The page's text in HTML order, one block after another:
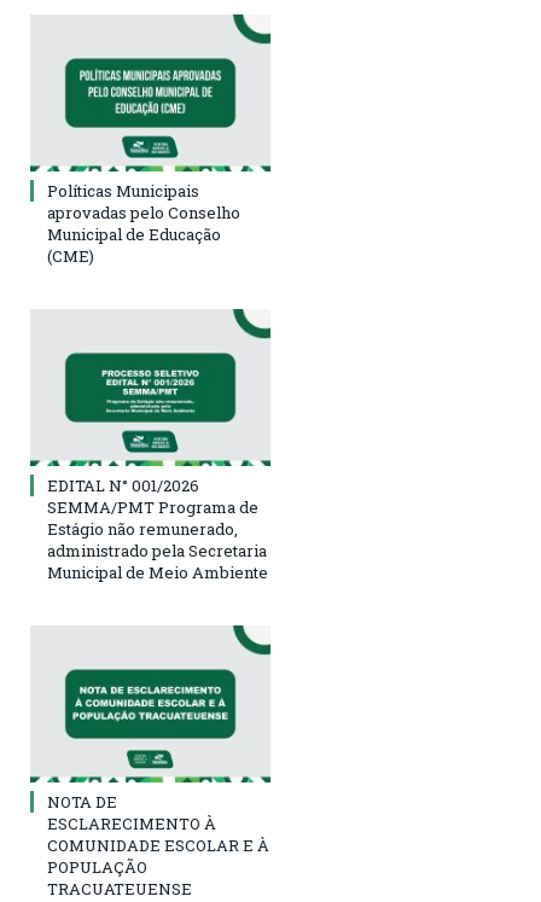
Políticas Municipais
aprovadas pelo Conselho
Municipal de Educação
(CME)
EDITAL N° 001/2026
SEMMA/PMT Programa de
Estágio não remunerado,
administrado pela Secretaria
Municipal de Meio Ambiente
NOTA DE
ESCLARECIMENTO À
COMUNIDADE ESCOLAR E À
POPULAÇÃO
TRACUATEUENSE